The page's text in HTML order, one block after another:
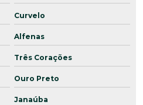
Curvelo
Alfenas
Três Corações
Ouro Preto
Janaúba